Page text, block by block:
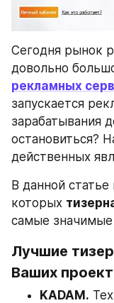
Сегодня рынок
рекламных
запускается
зарабатывания
остановиться?
действенных
В данной
которых
самые значимые
Лучшие
Ваших
KADAM.